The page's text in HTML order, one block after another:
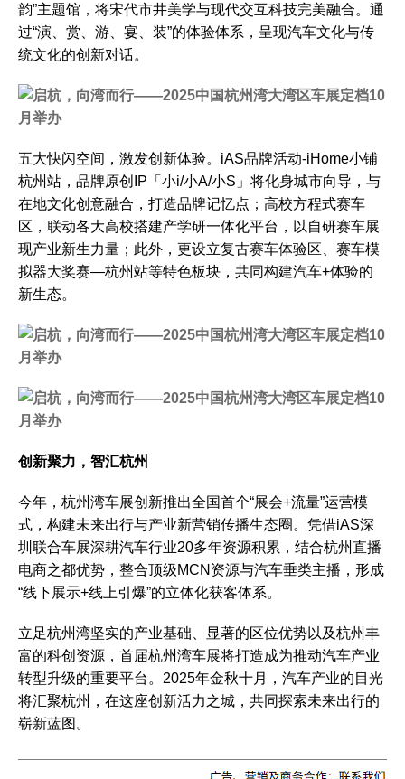
韵”主题馆，将宋代市井美学与现代交互科技完美融合。通
过“演、赏、游、宴、装”的体验体系，呈现汽车文化与传
统文化的创新对话。
五大快闪空间，激发创新体验。iAS品牌活动-iHome小铺
杭州站，品牌原创IP「小i/小A/小S」将化身城市向导，与
在地文化创意融合，打造品牌记忆点；高校方程式赛车
区，联动各大高校搭建产学研一体化平台，以自研赛车展
现产业新生力量；此外，更设立复古赛车体验区、赛车模
拟器大奖赛—杭州站等特色板块，共同构建汽车+体验的
新生态。
创新聚力， 智汇杭州
今年，杭州湾车展创新推出全国首个“展会+流量”运营模
式，构建未来出行与产业新营销传播生态圈。凭借iAS深
圳联合车展深耕汽车行业20多年资源积累，结合杭州直播
电商之都优势，整合顶级MCN资源与汽车垂类主播，形成
“线下展示+线上引爆”的立体化获客体系。
立足杭州湾坚实的产业基础、显著的区位优势以及杭州丰
富的科创资源，首届杭州湾车展将打造成为推动汽车产业
转型升级的重要平台。2025年金秋十月，汽车产业的目光
将汇聚杭州，在这座创新活力之城，共同探索未来出行的
崭新蓝图。